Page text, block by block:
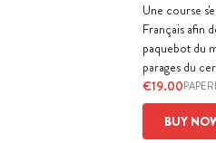
Une course
Français afin
paquebot du
parages du
€19.00
BUY